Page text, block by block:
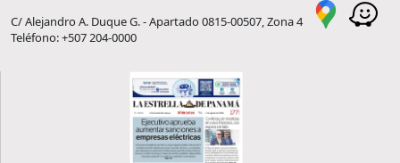
C/ Alejandro A. Duque G. - Apartado 0815-00507, Zona 4
Teléfono: +507 204-0000